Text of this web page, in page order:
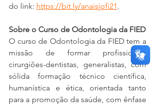
do link: https://bit.ly/anaisjofi21.
Sobre o Curso de Odontologia da FIED
O curso de Odontologia da FIED tem a
missão de formar profissionais
cirurgiões-dentistas, generalistas, com
sólida formação técnico científica,
humanística e ética, orientada tanto
para a promoção da saúde, com ênfase